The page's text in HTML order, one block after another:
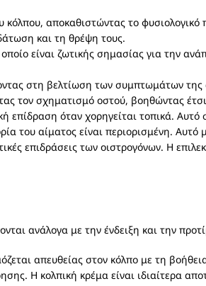
αποκαθιστώντας το φυσιολογικό
και τη θρέψη τους.
είναι ζωτικής σημασίας για την
στη βελτίωση των συμπτωμάτων της
τον σχηματισμό οστού, βοηθώντας
επίδραση όταν χορηγείται τοπικά.
αίματος είναι περιορισμένη. Αυτό
επιδράσεις των οιστρογόνων. Η
ανάλογα με την ένδειξη και την
απευθείας στον κόλπο με τη
Η κολπική κρέμα είναι ιδιαίτερα